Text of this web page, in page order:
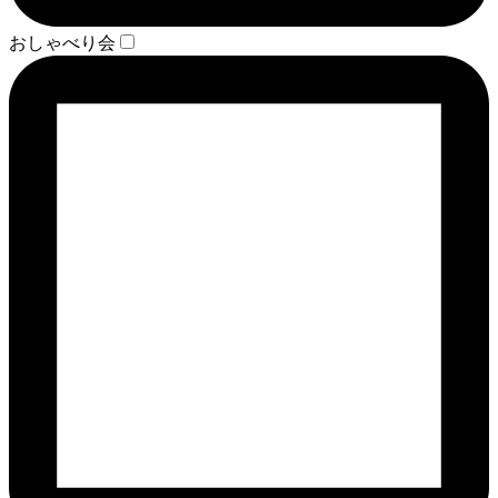
おしゃべり会